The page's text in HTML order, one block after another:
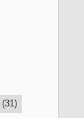
(31)